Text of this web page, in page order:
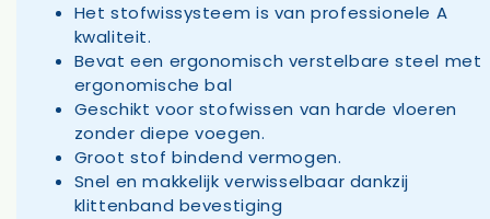
Het stofwissysteem is van professionele A
kwaliteit.
Bevat een ergonomisch verstelbare steel met
ergonomische bal
Geschikt voor stofwissen van harde vloeren
zonder diepe voegen.
Groot stof bindend vermogen.
Snel en makkelijk verwisselbaar dankzij
klittenband bevestiging